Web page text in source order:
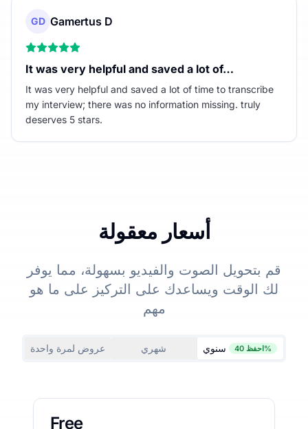
GD Gamertus D
It was very helpful and saved a lot of…
It was very helpful and saved a lot of time to transcribe
my interview; there was no information missing. truly
deserves 5 stars.
أسعار معقولة
قم بتحويل الصوت والفيديو بسهولة، مما يوفر
لك الوقت ويساعدك على التركيز على ما هو
مهم
عروض لمرة واحدة شهري سنوي احفظ 40%
Free